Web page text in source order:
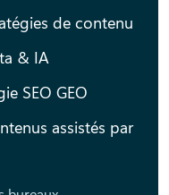
de contenu
& IA
SEO GEO
assistés par